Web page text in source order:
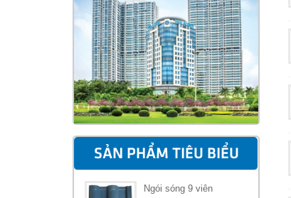
SẢN PHẨM TIÊU BIỂU
Ngói sóng 9 viên